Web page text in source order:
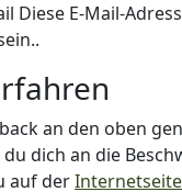
Diese E-Mail-
.
an den oben
dich an die
auf der